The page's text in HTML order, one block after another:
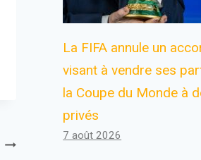
La FIFA annule un
visant à vendre ses
la Coupe du Monde à
privés
7 août 2026